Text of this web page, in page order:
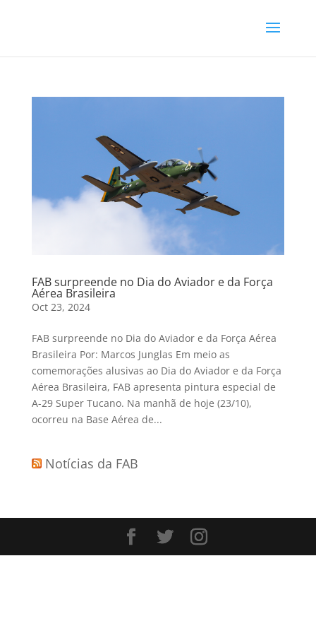
FAB surpreende no Dia do Aviador e da Força
Aérea Brasileira
Oct 23, 2024
FAB surpreende no Dia do Aviador e da Força Aérea
Brasileira Por: Marcos Junglas Em meio as
comemorações alusivas ao Dia do Aviador e da Força
Aérea Brasileira, FAB apresenta pintura especial de
A-29 Super Tucano. Na manhã de hoje (23/10),
ocorreu na Base Aérea de...
Notícias da FAB